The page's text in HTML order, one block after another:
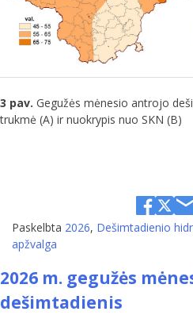
3 pav. Gegužės mėnesio antrojo
trukmė (A) ir nuokrypis nuo SKN (B)
Paskelbta 2026, Dešimtadienio
apžvalga
2026 m. gegužės
dešimtadienis